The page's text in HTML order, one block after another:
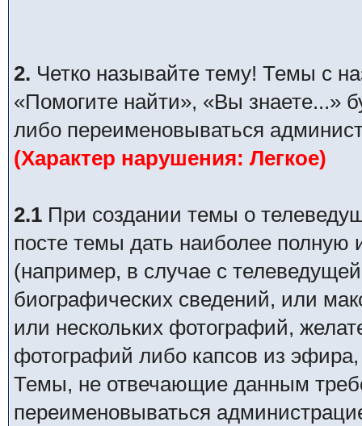
2. Четко называйте тему! Темы с
«Помогите найти», «Вы знаете...»
либо переименовываться
(Характер нарушения: Легкое)
2.1 При создании темы о
посте темы дать наиболее
(например, в случае с
биографических сведений, или
или нескольких фотографий,
фотографий либо капсов из
Темы, не отвечающие данным
переименовываться